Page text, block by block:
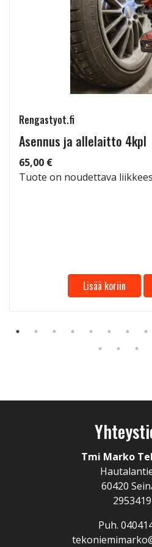
Rengastyot.fi
Asennus ja allelaitto 4kpl
65,00 €
Tuote on noudettava
Lisää koriin
Tmi Marko
60420
Puh.